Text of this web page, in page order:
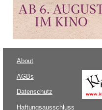
About
AGBs
Datenschutz
Haftungsausschluss